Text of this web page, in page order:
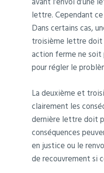
lettre. Cependant ce
Dans certains cas,
troisième lettre doit
action ferme ne soit
pour régler le
La deuxième et
clairement les
dernière lettre doit
conséquences
en justice ou le
de recouvrement si